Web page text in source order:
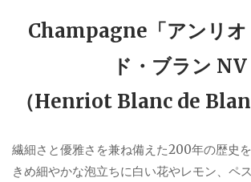
Champagne「アンリオ
ド・ブラン NV
（Henriot Blanc de
繊細さと優雅さを兼ね備えた200年の歴史を
きめ細やかな泡立ちに白い花やレモン、ペ